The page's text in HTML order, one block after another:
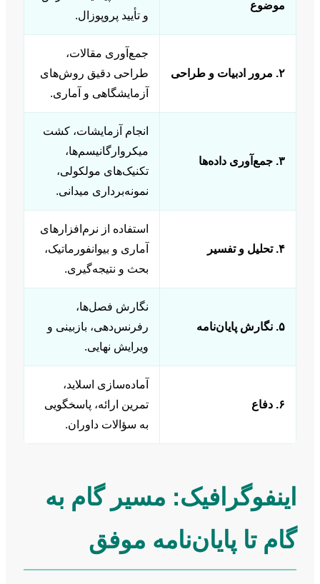
موضوع
و تأیید پروپوزال.
۲. مرور ادبیات و طراحی
جمع‌آوری مقالات،
طراحی دقیق روش‌های
آزمایشگاهی و آماری.
۳. جمع‌آوری داده‌ها
انجام آزمایشات، کشت
میکروارگانیسم‌ها،
تکنیک‌های مولکولی،
نمونه‌برداری میدانی.
۴. تحلیل و تفسیر
استفاده از نرم‌افزارهای
آماری و بیوانفورماتیک،
بحث و نتیجه‌گیری.
۵. نگارش پایان‌نامه
نگارش فصل‌ها،
رفرنس‌دهی، بازبینی و
ویرایش نهایی.
۶. دفاع
آماده‌سازی اسلاید،
تمرین ارائه، پاسخگویی
به سؤالات داوران.
اینفوگرافیک: مسیر گام به
گام تا پایان‌نامه موفق